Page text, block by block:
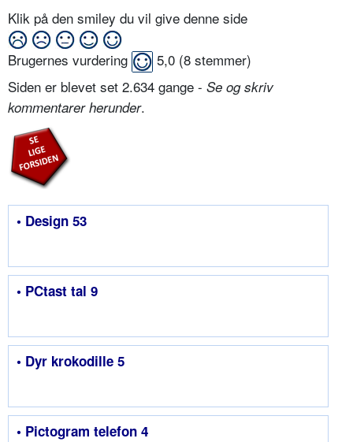
Klik på den smiley du vil give denne side
Brugernes vurdering 5,0 (8 stemmer)
Siden er blevet set 2.634 gange - Se og skriv
kommentarer herunder.
• Design 53
• PCtast tal 9
• Dyr krokodille 5
• Pictogram telefon 4